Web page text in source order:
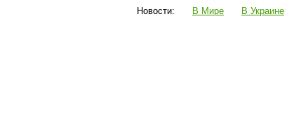
Новости: В Мире В Украине